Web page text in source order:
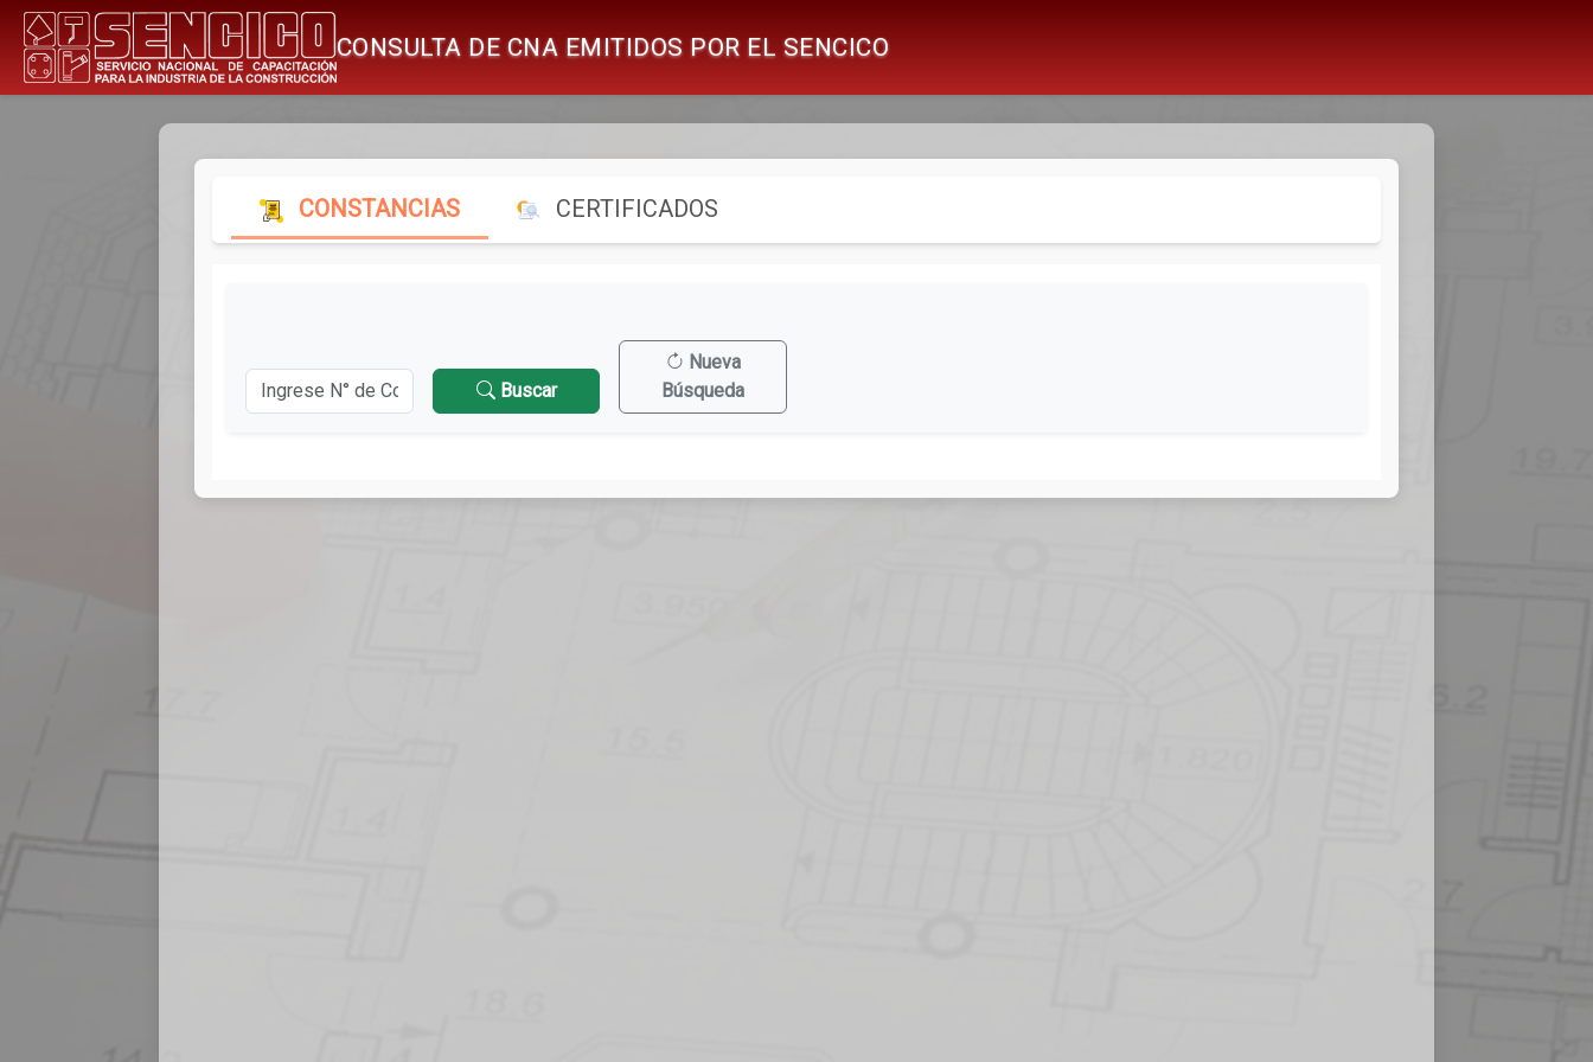
CONSULTA DE CNA EMITIDOS POR EL SENCICO
CONSTANCIAS CERTIFICADOS
Buscar
Nueva
Búsqueda